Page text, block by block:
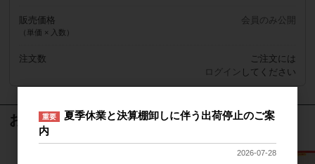
販売価格
（単価 × 入数）
会員のみ公開
注文数
ご注文には
ログイン してください
おすすめ商品
重要
夏季休業と決算棚卸しに伴う出荷停止のご案
内
2026-07-28